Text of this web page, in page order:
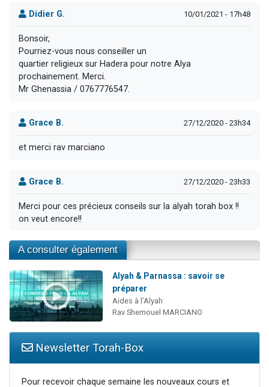
Didier G. 10/01/2021 - 17h48
Bonsoir,
Pourriez-vous nous conseiller un
quartier religieux sur Hadera pour notre Alya
prochainement. Merci.
Mr Ghenassia / 0767776547.
Grace B. 27/12/2020 - 23h34
et merci rav marciano
Grace B. 27/12/2020 - 23h33
Merci pour ces précieux conseils sur la alyah torah box !!
on veut encore!!
A consulter également
Alyah & Parnassa : savoir se
préparer
Aides à l’Alyah
Rav Shemouel MARCIANO
Newsletter Torah-Box
Pour recevoir chaque semaine les nouveaux cours et